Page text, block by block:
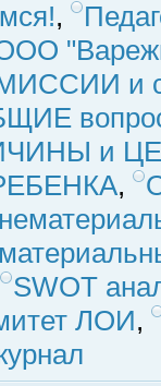
,
и
и
,
SWOT
ЛОИ,